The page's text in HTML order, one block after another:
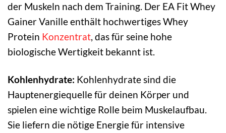
der Muskeln nach dem Training. Der EA Fit Whey
Gainer Vanille enthält hochwertiges Whey
Protein Konzentrat, das für seine hohe
biologische Wertigkeit bekannt ist.
Kohlenhydrate: Kohlenhydrate sind die
Hauptenergiequelle für deinen Körper und
spielen eine wichtige Rolle beim Muskelaufbau.
Sie liefern die nötige Energie für intensive